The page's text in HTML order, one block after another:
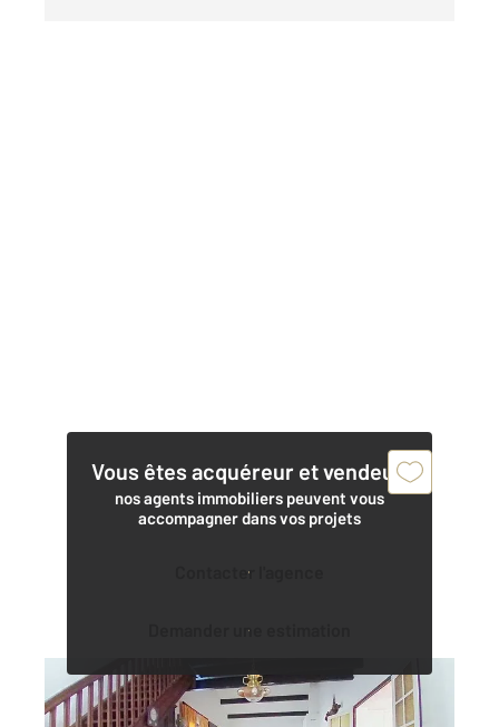
Vous êtes acquéreur et vendeur,
nos agents immobiliers peuvent vous
accompagner dans vos projets
Contacter l'agence
Demander une estimation
MERIGNAC 33
140,20 m2, 5 pièces